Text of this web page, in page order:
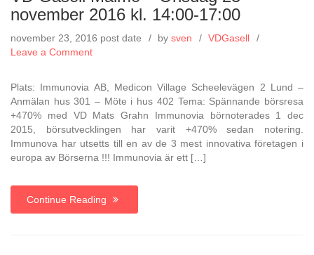
november 2016 kl. 14:00-17:00
november 23, 2016 post date by sven
VDGasell
Leave a Commenton
Malmö
Onsdag
23
november
2016
17:00
Plats: Immunovia AB, Medicon Village Scheelevägen 2 Lund –
Anmälan hus 301 – Möte i hus 402 Tema: Spännande börsresa
+470% med VD Mats Grahn Immunovia börnoterades 1 dec
2015, börsutvecklingen har varit +470% sedan notering.
Immunova har utsetts till en av de 3 mest innovativa företagen i
europa av Börserna !!! Immunovia är ett […]
Continue Reading